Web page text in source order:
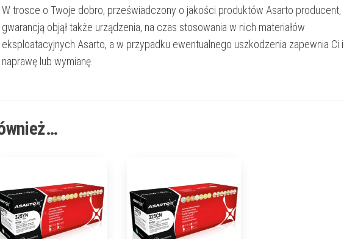
W trosce o Twoje dobro, przeświadczony o jakości produktów Asarto producent,
gwarancją objął także urządzenia, na czas stosowania w nich materiałów
eksploatacyjnych Asarto, a w przypadku ewentualnego uszkodzenia zapewnia Ci
naprawę lub wymianę.